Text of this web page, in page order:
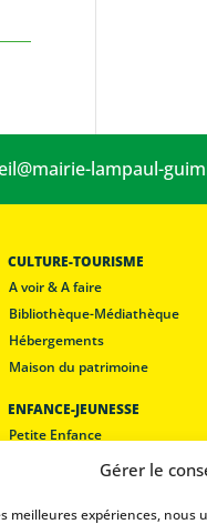
Gérer le
meilleures expériences, nous
lampaul-
CULTURE-TOURISME
A voir & A faire
Bibliothèque-Médiathèque
Hébergements
Maison du patrimoine
ENFANCE-JEUNESSE
Petite Enfance
Restaurant scolaire